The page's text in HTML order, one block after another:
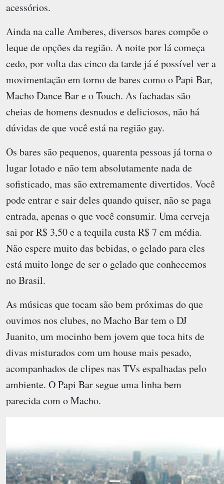
acessórios.
Ainda na calle Amberes, diversos bares compõe o
leque de opções da região. A noite por lá começa
cedo, por volta das cinco da tarde já é possível ver a
movimentação em torno de bares como o Papi Bar,
Macho Dance Bar e o Touch. As fachadas são
cheias de homens desnudos e deliciosos, não há
dúvidas de que você está na região gay.
Os bares são pequenos, quarenta pessoas já torna o
lugar lotado e não tem absolutamente nada de
sofisticado, mas são extremamente divertidos. Você
pode entrar e sair deles quando quiser, não se paga
entrada, apenas o que você consumir. Uma cerveja
sai por R$ 3,50 e a tequila custa R$ 7 em média.
Não espere muito das bebidas, o gelado para eles
está muito longe de ser o gelado que conhecemos
no Brasil.
As músicas que tocam são bem próximas do que
ouvimos nos clubes, no Macho Bar tem o DJ
Juanito, um mocinho bem jovem que toca hits de
divas misturados com um house mais pesado,
acompanhados de clipes nas TVs espalhadas pelo
ambiente. O Papi Bar segue uma linha bem
parecida com o Macho.